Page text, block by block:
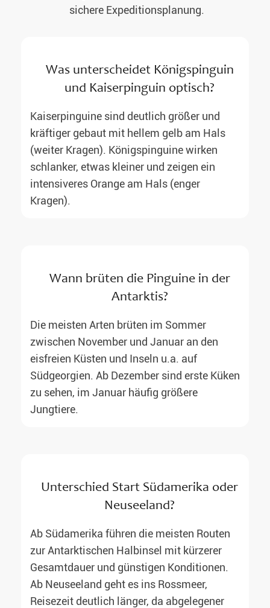
sichere Expeditionsplanung.
Was unterscheidet Königspinguin
und Kaiserpinguin optisch?
Kaiserpinguine sind deutlich größer und
kräftiger gebaut mit hellem gelb am Hals
(weiter Kragen). Königspinguine wirken
schlanker, etwas kleiner und zeigen ein
intensiveres Orange am Hals (enger
Kragen).
Wann brüten die Pinguine in der
Antarktis?
Die meisten Arten brüten im Sommer
zwischen November und Januar an den
eisfreien Küsten und Inseln u.a. auf
Südgeorgien. Ab Dezember sind erste Küken
zu sehen, im Januar häufig größere
Jungtiere.
Unterschied Start Südamerika oder
Neuseeland?
Ab Südamerika führen die meisten Routen
zur Antarktischen Halbinsel mit kürzerer
Gesamtdauer und günstigen Konditionen.
Ab Neuseeland geht es ins Rossmeer,
Reisezeit deutlich länger, da abgelegener